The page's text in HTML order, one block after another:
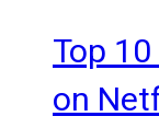
Top
on